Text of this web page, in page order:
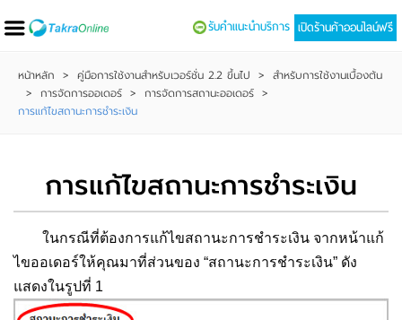
เปิดร้านค้าออนไลน์ฟรี
รับคำแนะนำบริการ
หน้าหลัก > คู่มือการใช้งานสำหรับเวอร์ชั่น 2.2 ขึ้นไป > สำหรับการใช้งานเบื้องต้น
> การจัดการออเดอร์ > การจัดการสถานะออเดอร์ >
การแก้ไขสถานะการชำระเงิน
การแก้ไขสถานะการชำระเงิน
ในกรณีที่ต้องการแก้ไขสถานะการชำระเงิน จากหน้าแก้
ไขออเดอร์ให้คุณมาที่ส่วนของ “สถานะการชำระเงิน” ดัง
แสดงในรูปที่ 1